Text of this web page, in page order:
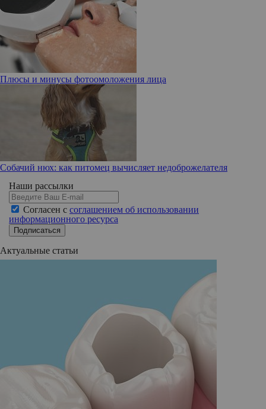
Плюсы и минусы фотоомоложения лица
Собачий нюх: как питомец вычисляет недоброжелателя
Наши рассылки
Согласен с соглашением об использовании
информационного ресурса
Подписаться
Актуальные статьи